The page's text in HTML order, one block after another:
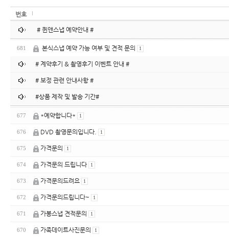
번호
# 퀸앤스냅 예약안내 #
681 본식스냅 예약 가능 여부 및 견적 문의 1
# 계약후기 & 촬영후기 이벤트 안내 #
# 보정 관련 안내사항 #
#상품 제작 및 발송 기간#
677 *예약합니다* 1
676 DVD 촬영문의입니다. 1
675 가격문의 1
674 가격문의 드립니다 1
673 가격문의드려요 1
672 가격문의드립니다~ 1
671 가봉스냅 견적문의 1
670 가족데이트사진문의 1